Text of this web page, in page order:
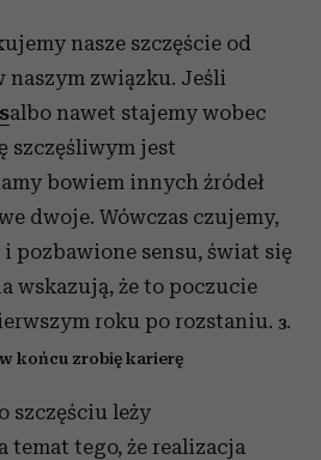
nasze szczęście od
naszym związku. Jeśli
albo nawet stajemy wobec
szczęśliwym jest
bowiem innych źródeł
dwoje. Wówczas czujemy,
pozbawione sensu, świat się
wskazują, że to poczucie
roku po rozstaniu. 3.
końcu zrobię karierę
szczęściu leży
temat tego, że realizacja